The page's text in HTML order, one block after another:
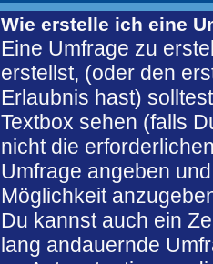
Wie erstelle ich eine
Eine Umfrage zu
erstellst, (oder den
Erlaubnis hast)
Textbox sehen (falls
nicht die
Umfrage angeben
Möglichkeit
Du kannst auch ein
lang andauernde